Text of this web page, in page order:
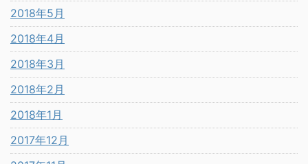
2018年5月
2018年4月
2018年3月
2018年2月
2018年1月
2017年12月